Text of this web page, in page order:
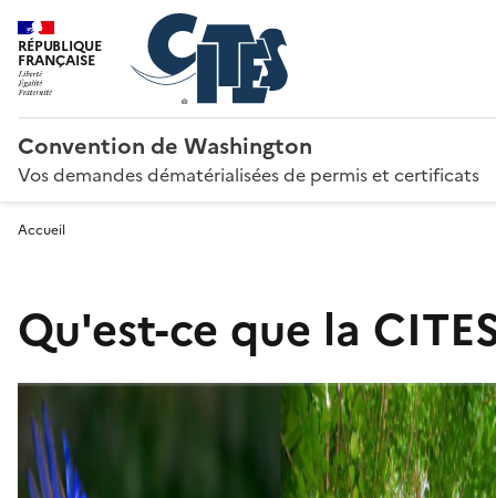
RÉPUBLIQUE
FRANÇAISE
Convention de Washington
Vos demandes dématérialisées de permis et certificats
Accueil
Qu'est-ce que la